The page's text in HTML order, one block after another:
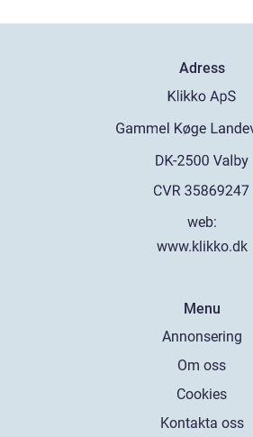
Adress
web:
www.klikko.dk
Menu
Annonsering
Om oss
Cookies
Kontakta oss